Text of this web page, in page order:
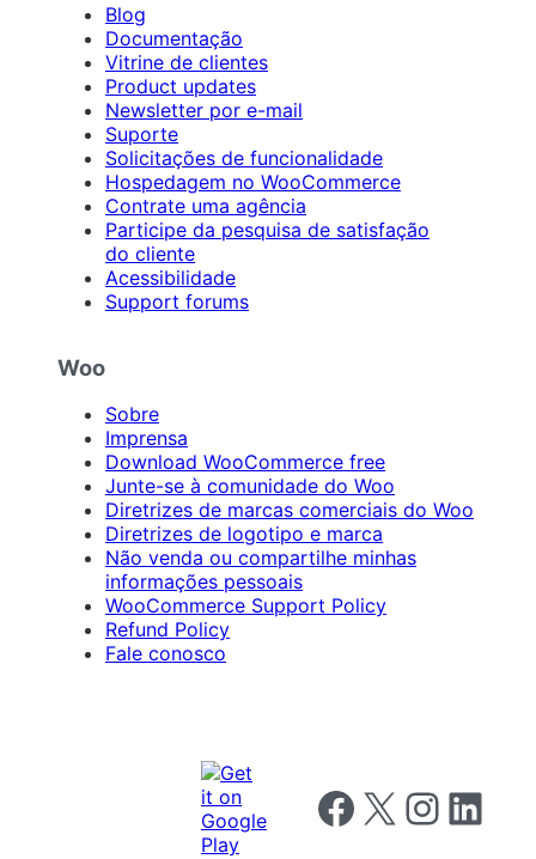
Blog
Documentação
Vitrine de clientes
Product updates
Newsletter por e-mail
Suporte
Solicitações de funcionalidade
Hospedagem no WooCommerce
Contrate uma agência
Participe da pesquisa de satisfação
do cliente
Acessibilidade
Support forums
Woo
Sobre
Imprensa
Download WooCommerce free
Junte-se à comunidade do Woo
Diretrizes de marcas comerciais do Woo
Diretrizes de logotipo e marca
Não venda ou compartilhe minhas
informações pessoais
WooCommerce Support Policy
Refund Policy
Fale conosco
Follow us on Facebook
Follow us on X Follow us on
Follow us